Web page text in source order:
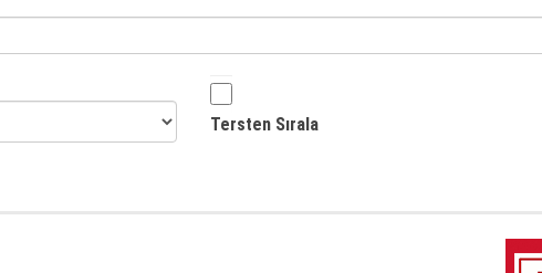
Tersten Sırala